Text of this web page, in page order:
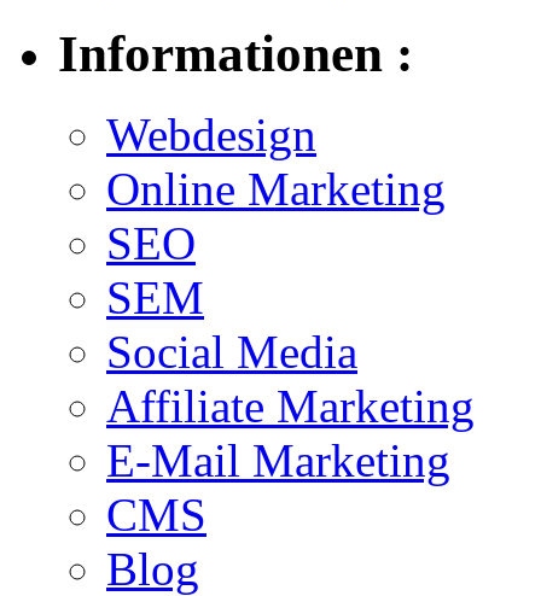
Informationen :
Webdesign
Online Marketing
SEO
SEM
Social Media
Affiliate Marketing
E-Mail Marketing
CMS
Blog